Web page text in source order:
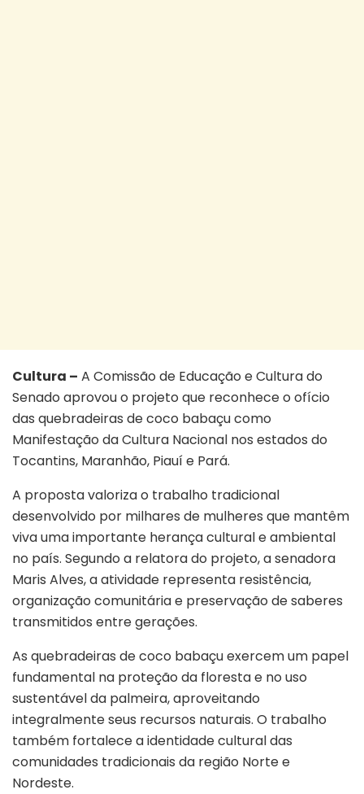
Cultura – A Comissão de Educação e Cultura do
Senado aprovou o projeto que reconhece o ofício
das quebradeiras de coco babaçu como
Manifestação da Cultura Nacional nos estados do
Tocantins, Maranhão, Piauí e Pará.
A proposta valoriza o trabalho tradicional
desenvolvido por milhares de mulheres que mantêm
viva uma importante herança cultural e ambiental
no país. Segundo a relatora do projeto, a senadora
Maris Alves, a atividade representa resistência,
organização comunitária e preservação de saberes
transmitidos entre gerações.
As quebradeiras de coco babaçu exercem um papel
fundamental na proteção da floresta e no uso
sustentável da palmeira, aproveitando
integralmente seus recursos naturais. O trabalho
também fortalece a identidade cultural das
comunidades tradicionais da região Norte e
Nordeste.